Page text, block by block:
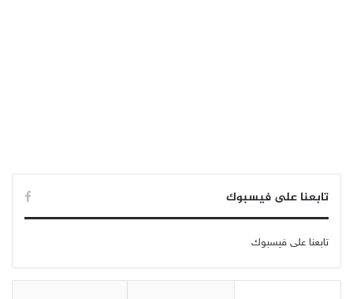
تابعنا على فيسبوك
تابعنا على فيسبوك